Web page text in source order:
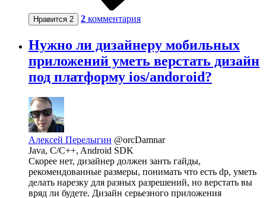
Нравится 2 2 комментария
Нужно ли дизайнеру мобильных
приложений уметь верстать дизайн
под платформу ios/andoroid?
Алексей Перелыгин @orcDamnar
Java, C/C++, Android SDK
Скорее нет, дизайнер должен занть гайды,
рекомендованные размеры, понимать что есть dp, уметь
делать нарезку для разных разрешений, но верстать вы
вряд ли будете. Дизайн серьезного приложения